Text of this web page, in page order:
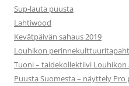
Sup-lauta puusta
Lahtiwood
Kevätpäivän sahaus 2019
Louhikon
Tuoni – taidekollektiivi
Puusta Suomesta – näyttely Pro